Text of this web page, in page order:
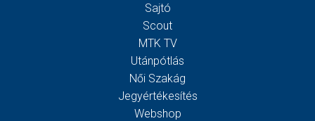
Sajtó
Scout
MTK TV
Utánpótlás
Női Szakág
Jegyértékesítés
Webshop